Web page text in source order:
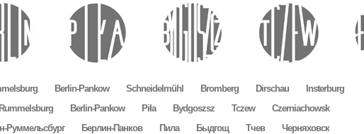
Berlin-Pankow Schneidelmühl Bromberg Dirschau
Insterburg
Berlin-Pankow Piła Bydgoszsz Tczew
Czerniachowsk
Руммельсбург
Берлин-Панков Пила Быдгощ Тчев Черняховск